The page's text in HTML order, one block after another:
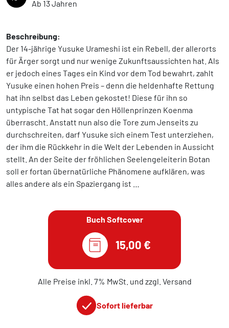
Ab 13 Jahren
Beschreibung:
Der 14-jährige Yusuke Urameshi ist ein Rebell, der allerorts
für Ärger sorgt und nur wenige Zukunftsaussichten hat. Als
er jedoch eines Tages ein Kind vor dem Tod bewahrt, zahlt
Yusuke einen hohen Preis – denn die heldenhafte Rettung
hat ihn selbst das Leben gekostet! Diese für ihn so
untypische Tat hat sogar den Höllenprinzen Koenma
überrascht. Anstatt nun also die Tore zum Jenseits zu
durchschreiten, darf Yusuke sich einem Test unterziehen,
der ihm die Rückkehr in die Welt der Lebenden in Aussicht
stellt. An der Seite der fröhlichen Seelengeleiterin Botan
soll er fortan übernatürliche Phänomene aufklären, was
alles andere als ein Spaziergang ist …
Buch Softcover
15,00 €
Alle Preise inkl. 7% MwSt. und zzgl. Versand
Sofort lieferbar